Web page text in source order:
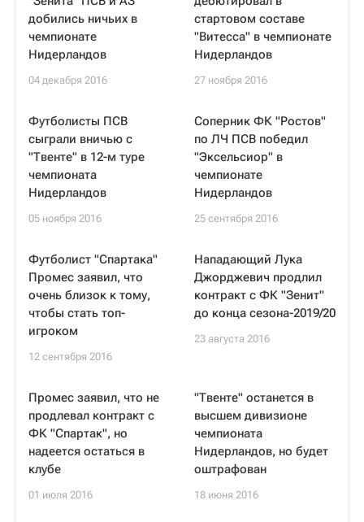
добились ничьих в
чемпионате
Нидерландов
04 декабря 2016
стартовом составе
"Витесса" в чемпионате
Нидерландов
27 ноября 2016
Футболисты ПСВ
сыграли вничью с
"Твенте" в 12-м туре
чемпионата
Нидерландов
05 ноября 2016
Соперник ФК "Ростов"
по ЛЧ ПСВ победил
"Эксельсиор" в
чемпионате
Нидерландов
25 сентября 2016
Футболист "Спартака"
Промес заявил, что
очень близок к тому,
чтобы стать топ-
игроком
12 сентября 2016
Нападающий Лука
Джорджевич продлил
контракт с ФК "Зенит"
до конца сезона-2019/20
23 августа 2016
Промес заявил, что не
продлевал контракт с
ФК "Спартак", но
надеется остаться в
клубе
01 июля 2016
"Твенте" останется в
высшем дивизионе
чемпионата
Нидерландов, но будет
оштрафован
18 июня 2016